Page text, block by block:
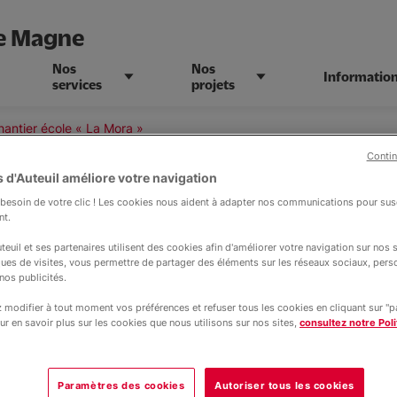
Magne
Nos
services
Nos
projets
école « La Mora »
Chantier école 02 juillet 2025
école « La
attribué au « navire
avec lequel il a traversé la
la conquête de l'Angleterre en 1066.
d'Auteuil améliore votre navigation
de votre clic ! Les cookies nous aident à adapter nos communications pour
et ses partenaires utilisent des cookies afin d'améliorer votre navigation sur nos
de visites, vous permettre de partager des éléments sur les réseaux sociaux,
publicités.
modifier à tout moment vos préférences et refuser tous les cookies en cliquant sur
en savoir plus sur les cookies que nous utilisons sur nos sites, consultez notre
Paramètres des cookies Autoriser tous les cookies